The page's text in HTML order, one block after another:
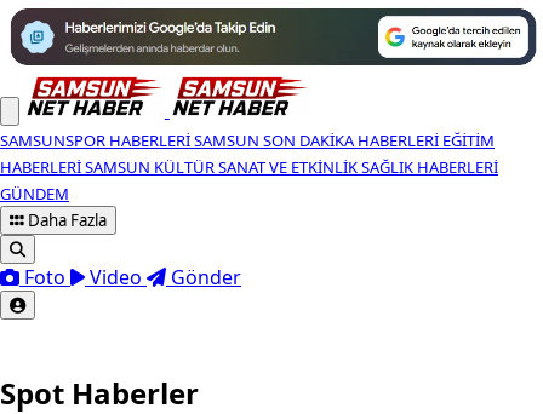
SAMSUNSPOR HABERLERISAMSUN SON DAKIKA HABERLERI EĞITIM
HABERLERISAMSUN KÜLTÜR SANAT VE ETKINLIKSAĞLIK HABERLERI
GÜNDEM
Daha Fazla
Foto Video Gönder
Spot Haberler